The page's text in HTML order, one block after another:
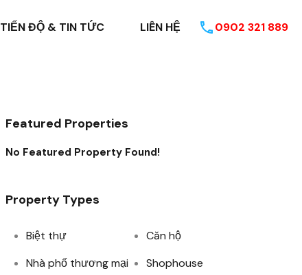
TIẾN ĐỘ & TIN TỨC LIÊN HỆ 0902 321 889
Featured Properties
No Featured Property Found!
Property Types
Biệt thự
Căn hộ
Nhà phố thương mại
Shophouse